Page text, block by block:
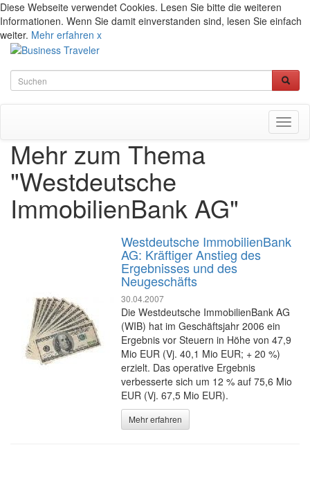
Diese Webseite verwendet Cookies. Lesen Sie bitte die weiteren
Informationen. Wenn Sie damit einverstanden sind, lesen Sie einfach
weiter. Mehr erfahren x
Mehr zum Thema
"Westdeutsche
ImmobilienBank AG"
Westdeutsche ImmobilienBank
AG: Kräftiger Anstieg des
Ergebnisses und des
Neugeschäfts
30.04.2007
Die Westdeutsche ImmobilienBank AG
(WIB) hat im Geschäftsjahr 2006 ein
Ergebnis vor Steuern in Höhe von 47,9
Mio EUR (Vj. 40,1 Mio EUR; + 20 %)
erzielt. Das operative Ergebnis
verbesserte sich um 12 % auf 75,6 Mio
EUR (Vj. 67,5 Mio EUR).
Mehr erfahren